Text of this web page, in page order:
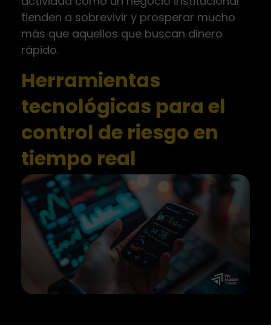
tienden a sobrevivir y prosperar mucho
más que aquellos que buscan dinero
rápido.
Herramientas
tecnológicas para el
control de riesgo en
tiempo real